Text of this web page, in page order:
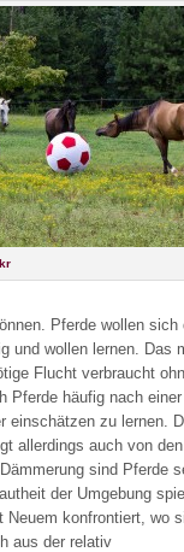
Pferde wollen sich
und wollen lernen. Das
Flucht verbraucht
Pferde häufig nach
einschätzen zu lernen.
allerdings auch von den
sind Pferde
der Umgebung
Neuem konfrontiert, wo
aus der relativ